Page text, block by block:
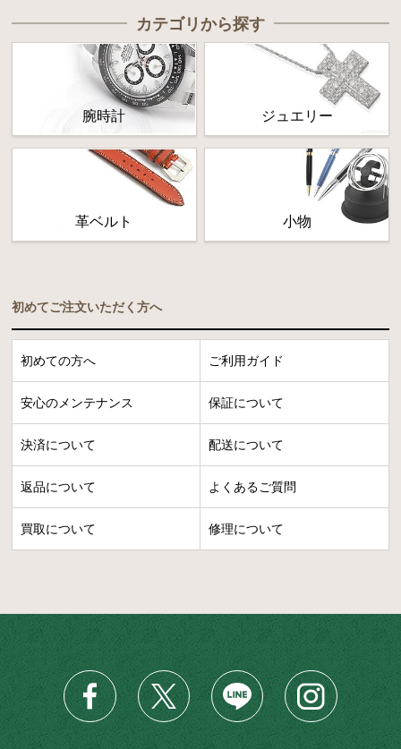
カテゴリから探す
腕時計 ジュエリー
革ベルト 小物
初めてご注文いただく方へ
初めての方へ ご利用ガイド
安心のメンテナンス 保証について
決済について 配送について
返品について よくあるご質問
買取について 修理について